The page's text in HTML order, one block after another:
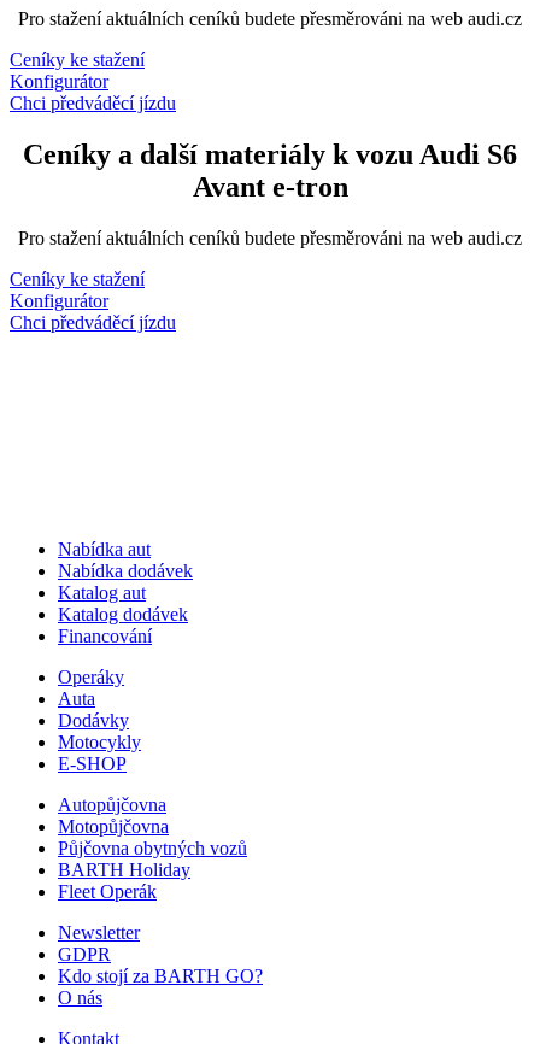
Pro stažení aktuálních ceníků budete přesměrováni na web audi.cz
Ceníky ke stažení
Konfigurátor
Chci předváděcí jízdu
Ceníky a další materiály k vozu Audi S6
Avant e-tron
Pro stažení aktuálních ceníků budete přesměrováni na web audi.cz
Ceníky ke stažení
Konfigurátor
Chci předváděcí jízdu
Nabídka aut
Nabídka dodávek
Katalog aut
Katalog dodávek
Financování
Operáky
Auta
Dodávky
Motocykly
E-SHOP
Autopůjčovna
Motopůjčovna
Půjčovna obytných vozů
BARTH Holiday
Fleet Operák
Newsletter
GDPR
Kdo stojí za BARTH GO?
O nás
Kontakt